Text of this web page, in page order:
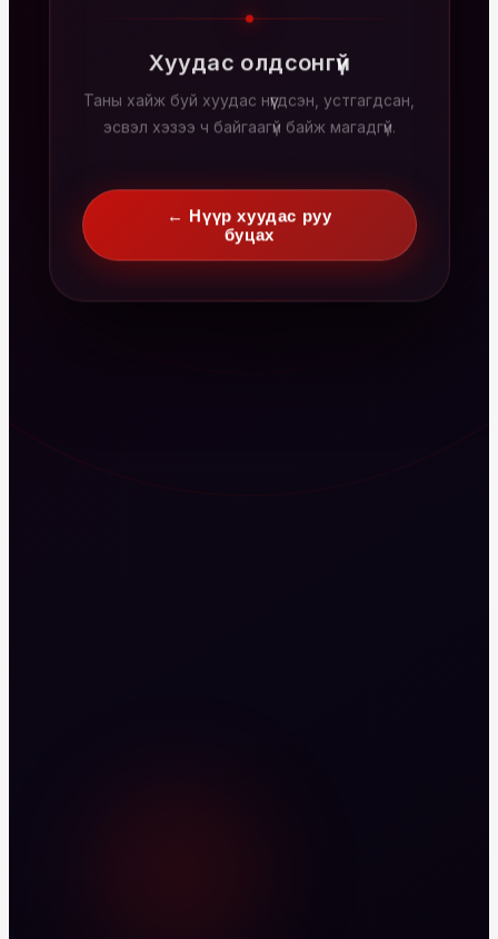
Хуудас олдсонгүй
Таны хайж буй хуудас нүүгдсэн, устгагдсан,
эсвэл хэзээ ч байгаагүй байж магадгүй.
← Нүүр хуудас руу
буцах